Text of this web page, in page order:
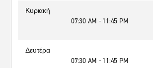
Κυριακή
07:30 AM - 11:45 PM
Δευτέρα
07:30 AM - 11:45 PM